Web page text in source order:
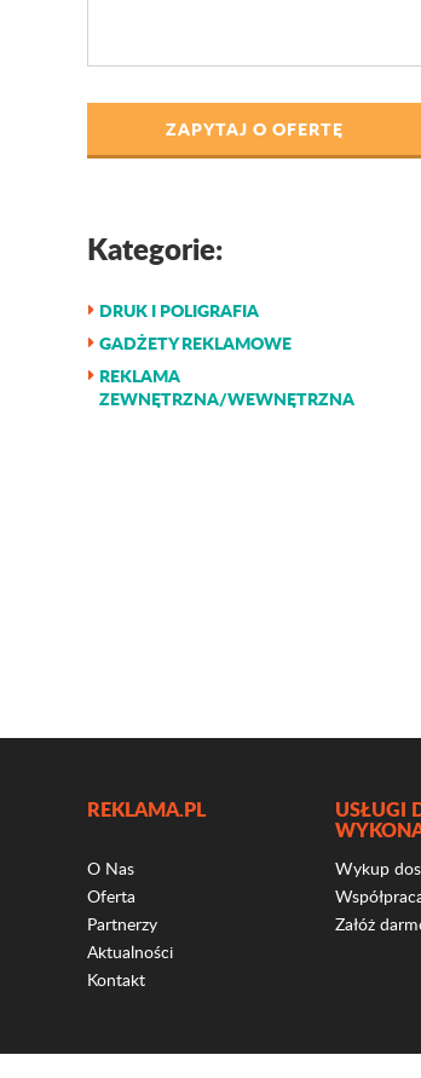
ZAPYTAJ O OFERTĘ
Kategorie:
DRUK I POLIGRAFIA
GADŻETY REKLAMOWE
REKLAMA
ZEWNĘTRZNA/WEWNĘTRZNA
REKLAMA.PL
O Nas
Oferta
Partnerzy
Aktualności
Kontakt
USŁUGI
Wykup
Załóż